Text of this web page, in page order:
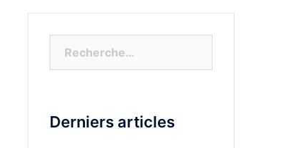
Derniers articles